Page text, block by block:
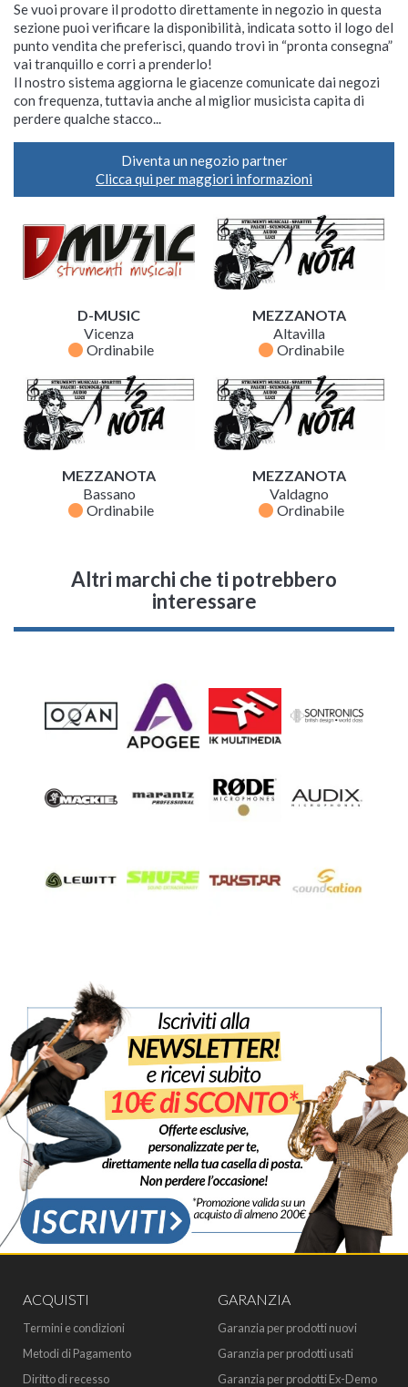
Se vuoi provare il prodotto direttamente in negozio in questa
sezione puoi verificare la disponibilità, indicata sotto il logo del
punto vendita che preferisci, quando trovi in “pronta consegna”
vai tranquillo e corri a prenderlo!
Il nostro sistema aggiorna le giacenze comunicate dai negozi
con frequenza, tuttavia anche al miglior musicista capita di
perdere qualche stacco...
Diventa un negozio partner
Clicca qui per maggiori informazioni
D-MUSIC
Vicenza
fiber_manual_record Ordinabile
MEZZANOTA
Altavilla
fiber_manual_record Ordinabile
MEZZANOTA
Bassano
fiber_manual_record Ordinabile
MEZZANOTA
Valdagno
fiber_manual_record Ordinabile
Altri marchi che ti potrebbero
interessare
ACQUISTI
Termini e condizioni
Metodi di Pagamento
Diritto di recesso
GARANZIA
Garanzia per prodotti nuovi
Garanzia per prodotti usati
Garanzia per prodotti Ex-Demo